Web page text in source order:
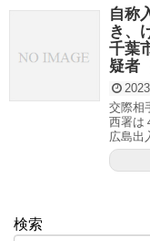
自称
き、
千葉
疑者
交際相
西署は
広島出
検索